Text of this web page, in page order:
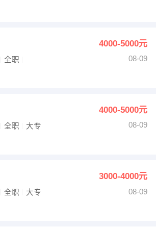
4000-5000元
全职
08-09
4000-5000元
全职 大专
08-09
3000-4000元
全职 大专
08-09